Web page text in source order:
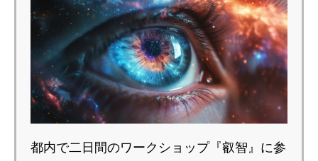
都内で二日間のワークショップ『叡智』に参